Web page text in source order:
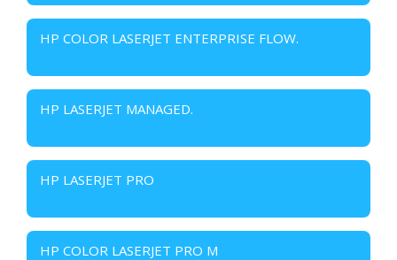
HP COLOR LASERJET ENTERPRISE FLOW.
HP LASERJET MANAGED.
HP LASERJET PRO
HP COLOR LASERJET PRO M